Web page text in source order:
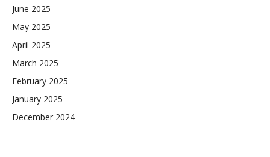
June 2025
May 2025
April 2025
March 2025
February 2025
January 2025
December 2024